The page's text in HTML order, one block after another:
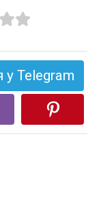
у Telegram